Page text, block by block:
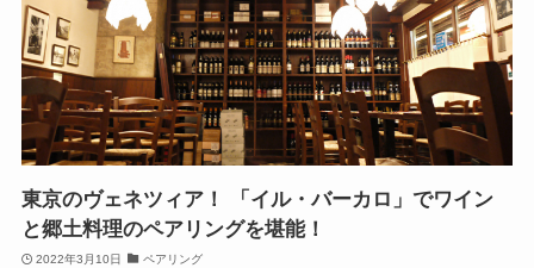
東京のヴェネツィア！ 「イル・バーカロ」でワイン
と郷土料理のペアリングを堪能！
2022年3月10日 ペアリング